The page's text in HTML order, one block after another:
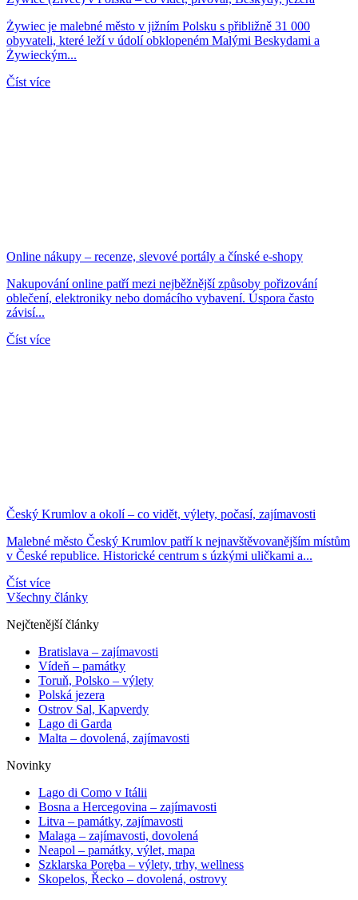
Żywiec je malebné město v jižním Polsku s přibližně 31 000
obyvateli, které leží v údolí obklopeném Malými Beskydami a
Żywieckým...
Číst více
Online nákupy – recenze, slevové portály a čínské e-shopy
Nakupování online patří mezi nejběžnější způsoby pořizování
oblečení, elektroniky nebo domácího vybavení. Úspora často
závisí...
Číst více
Český Krumlov a okolí – co vidět, výlety, počasí, zajímavosti
Malebné město Český Krumlov patří k nejnavštěvovanějším místům
v České republice. Historické centrum s úzkými uličkami a...
Číst více
Všechny články
Nejčtenější články
Bratislava – zajímavosti
Vídeň – památky
Toruň, Polsko – výlety
Polská jezera
Ostrov Sal, Kapverdy
Lago di Garda
Malta – dovolená, zajímavosti
Novinky
Lago di Como v Itálii
Bosna a Hercegovina – zajímavosti
Litva – památky, zajímavosti
Malaga – zajímavosti, dovolená
Neapol – památky, výlet, mapa
Szklarska Poręba – výlety, trhy, wellness
Skopelos, Řecko – dovolená, ostrovy